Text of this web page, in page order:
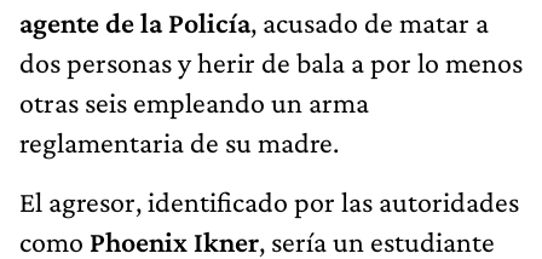
agente de la Policía, acusado de matar a
dos personas y herir de bala a por lo menos
otras seis empleando un arma
reglamentaria de su madre.
El agresor, identificado por las autoridades
como Phoenix Ikner, sería un estudiante